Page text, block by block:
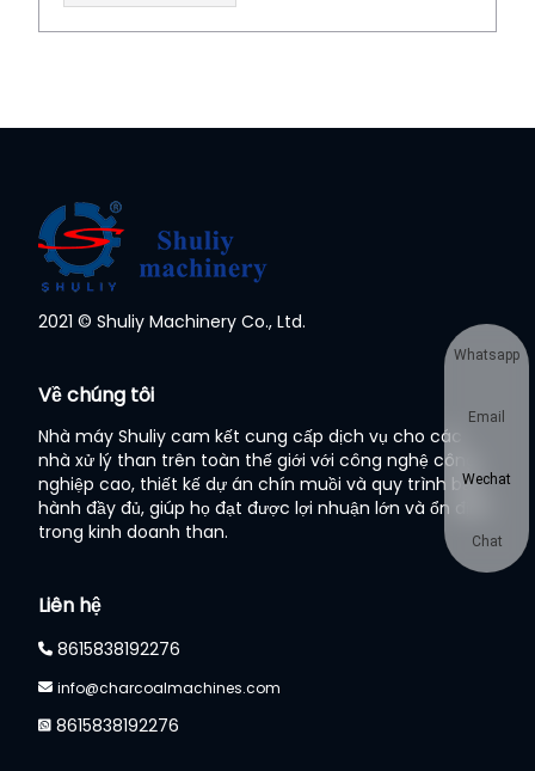
2021 © Shuliy Machinery Co., Ltd.
Về chúng tôi
Nhà máy Shuliy cam kết cung cấp dịch vụ cho các
nhà xử lý than trên toàn thế giới với công nghệ công
nghiệp cao, thiết kế dự án chín muồi và quy trình bảo
hành đầy đủ, giúp họ đạt được lợi nhuận lớn và ổn định
trong kinh doanh than.
Liên hệ
8615838192276
info@charcoalmachines.com
8615838192276
Whatsapp
Email
Wechat
Chat